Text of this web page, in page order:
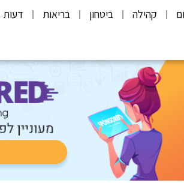
קהילה ביטחון בריאות דעות